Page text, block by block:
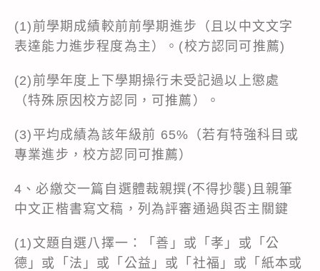
(1)前學期成績較前前學期進步（且以中文文字
表達能力進步程度為主）。(校方認同可推薦)
(2)前學年度上下學期操行未受記過以上懲處
（特殊原因校方認同，可推薦）。
(3)平均成績為該年級前 65%（若有特強科目或
專業進步，校方認同可推薦）
4、必繳交一篇自選體裁親撰(不得抄襲)且親筆
中文正楷書寫文稿，列為評審通過與否主關鍵
(1)文題自選八擇一：「善」或「孝」或「公
德」或「法」或「公益」或「社福」或「紙本或